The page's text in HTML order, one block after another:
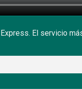
El servicio